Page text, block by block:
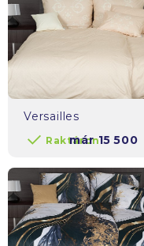
Versailles
Raktáron
már15 500